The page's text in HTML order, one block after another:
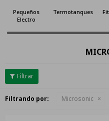
Pequeños
Electro
Termotanques
Filtrando por: Microsonic